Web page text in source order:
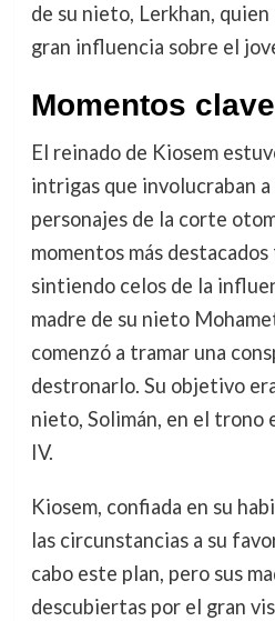
de su nieto, Lerkhan,
gran influencia sobre el
Momentos clave
El reinado de Kiosem
intrigas que involucraban
personajes de la corte
momentos más
sintiendo celos de la
madre de su nieto
comenzó a tramar una
destronarlo. Su objetivo
nieto, Solimán, en el trono
IV.
Kiosem, confiada en su
las circunstancias a su
cabo este plan, pero sus
descubiertas por el gran